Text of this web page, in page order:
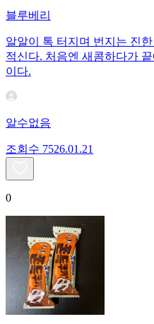
블루베리
알알이 톡 터지며 번지는 진
적신다. 처음엔 새콤하다가
이다.
알수없음
조회수 7526.01.21
0